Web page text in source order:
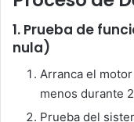
1. Prueba de
nula)
Arranca el
menos durante
Prueba del